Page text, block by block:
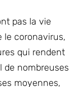
pas la vie
le coronavirus,
qui rendent
de nombreuses
moyennes,